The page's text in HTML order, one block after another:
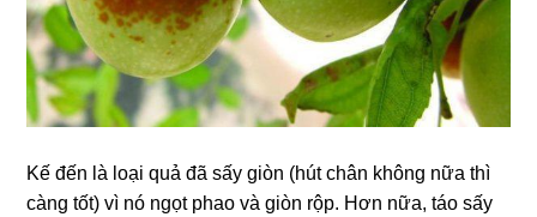
Kế đến là loại quả đã sấy giòn (hút chân không nữa thì
càng tốt) vì nó ngọt phao và giòn rộp. Hơn nữa, táo sấy